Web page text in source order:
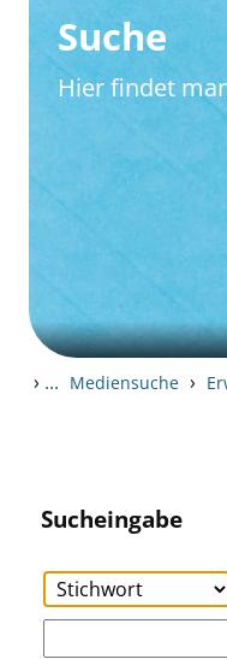
Suche
Hier findet
› ... Mediensuche ›
Sucheingabe